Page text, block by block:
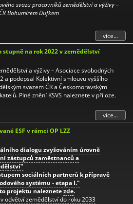
svazu pracovníků zemědělství a výživy –
Bohumírem Dufkem
více...
na rok 2022 v zemědělství
a výživy – Asociace svobodných
a podepsal Kolektivní smlouvu vyššího
svazem ČR a Českomoravským
Plné znění KSVS naleznete v příloze.
více...
ESF v rámci OP LZZ
dialogu zvyšováním úrovně
zástupců zaměstnanců a
sociálních partnerů k přípravě
systému - etapa I."
projektu naleznetezde.
odvětví zemědělství do roku 2033